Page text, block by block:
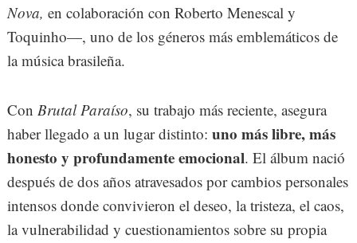
Nova, en colaboración con Roberto Menescal y
Toquinho—, uno de los géneros más emblemáticos de
la música brasileña.
Con Brutal Paraíso, su trabajo más reciente, asegura
haber llegado a un lugar distinto: uno más libre, más
honesto y profundamente emocional. El álbum nació
después de dos años atravesados por cambios personales
intensos donde convivieron el deseo, la tristeza, el caos,
la vulnerabilidad y cuestionamientos sobre su propia